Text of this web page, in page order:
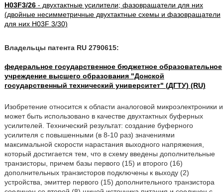
H03F3/26- двухтактные усилители; фазовращатели для них
(двойные несимметричные двухтактные схемы и фазовращатели
для них H03F 3/30)
Владельцы патента RU 2790615:
федеральное государственное бюджетное образовательное
учреждение высшего образования "Донской
государственный технический университет" (ДГТУ) (RU)
Изобретение относится к области аналоговой микроэлектроники и
может быть использовано в качестве двухтактных буферных
усилителей. Технический результат: создание буферного
усилителя с повышенными (в 8-10 раз) значениями
максимальной скорости нарастания выходного напряжения,
который достигается тем, что в схему введены дополнительные
транзисторы, причем базы первого (15) и второго (16)
дополнительных транзисторов подключены к выходу (2)
устройства, эмиттер первого (15) дополнительного транзистора